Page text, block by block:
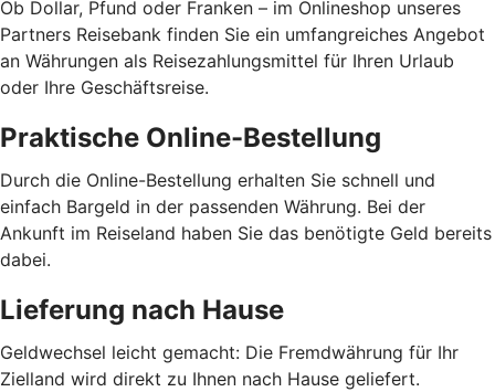
Ob Dollar, Pfund oder Franken – im Onlineshop unseres
Partners Reisebank finden Sie ein umfangreiches Angebot
an Währungen als Reisezahlungsmittel für Ihren Urlaub
oder Ihre Geschäftsreise.
Praktische Online-Bestellung
Durch die Online-Bestellung erhalten Sie schnell und
einfach Bargeld in der passenden Währung. Bei der
Ankunft im Reiseland haben Sie das benötigte Geld bereits
dabei.
Lieferung nach Hause
Geldwechsel leicht gemacht: Die Fremdwährung für Ihr
Zielland wird direkt zu Ihnen nach Hause geliefert.